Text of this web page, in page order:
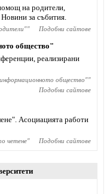
на родители,
за събития.
" Подобни сайтове
общество"
реализирани
общество""
Подобни сайтове
Асоциацията работи
четене" Подобни сайтове